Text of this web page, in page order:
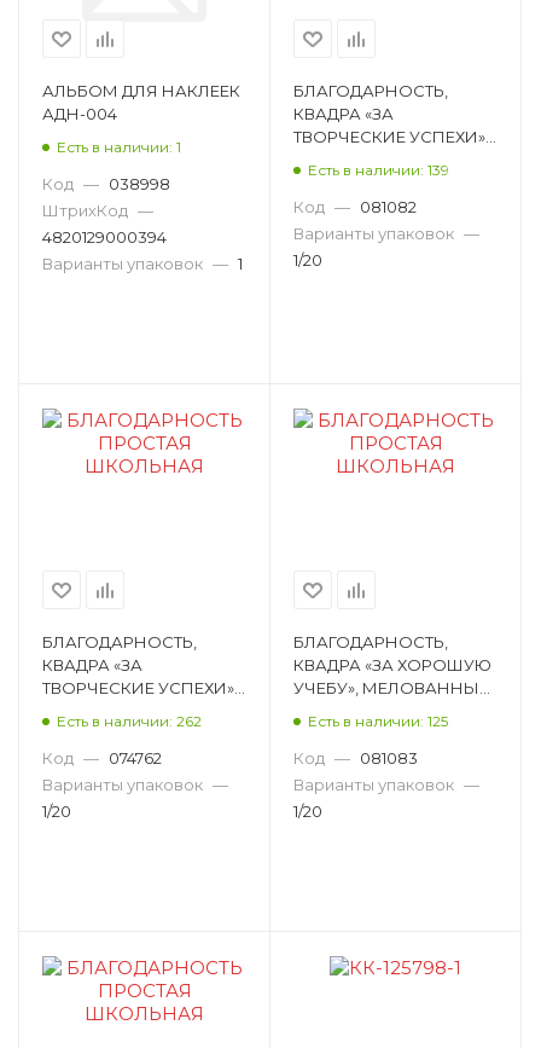
Декоративный камень
Дудка Дюралайт круглый
Елочный шар
Ель искуственная Зажигалка
Зажим
Кобинезон для собак Коллаж
Конфетница
Кружка Кухонный набор
Лента Лента георгиевская
Лента триколор Лента упаковочная
Магнит для автомобиля
Набор горнов
АЛЬБОМ ДЛЯ НАКЛЕЕК
АДН-004
Есть в наличии: 1
Код — 038998
ШтрихКод —
4820129000394
Варианты упаковок — 1
БЛАГОДАРНОСТЬ,
КВАДРА «ЗА
ТВОРЧЕСКИЕ УСПЕХИ»,
200 Г/М² 1710
Есть в наличии: 139
Код — 081082
Варианты упаковок —
1/20
БЛАГОДАРНОСТЬ,
КВАДРА «ЗА
ТВОРЧЕСКИЕ УСПЕХИ»,
МАТОВАЯ
ЛАМИНАЦИЯ, 200 1711
Есть в наличии: 262
Код — 074762
Варианты упаковок —
1/20
БЛАГОДАРНОСТЬ,
КВАДРА «ЗА ХОРОШУЮ
УЧЕБУ», МЕЛОВАННЫЙ
Есть в наличии: 125
Код — 081083
Варианты упаковок —
1/20